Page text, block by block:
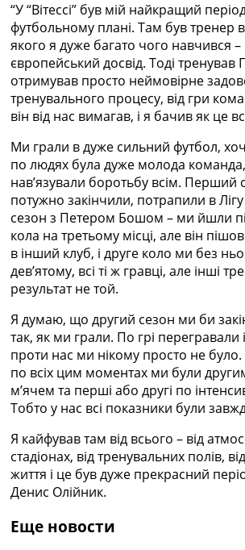
Футбольні трансфери
Останні коментарі
Конкурс прогнозів
Логін
Рейтінги
Правила
Колективний прогноз
Чемпіонат Світу
Україна. Прем’єр-Ліга
Україна. Перша Ліга
Ліга Чемпіонів
Англія. Прем’єр-Ліга
Іспанія. Ла Ліга
Ще Турніри >>>
Таблиці
Чемпіонат Світу. Турнирні
Таблиця УПЛ
Перша Ліга
Таблиця АПЛ
Таблиця Ла Ліги
Таблиця Ліги Чемпіонів
Всі таблиці >>>
Рейтинги
Рейтинг країн УЄФА
Рейтинг клубів УЄФА
Рейтинг ФІФА
Телепрограма
“У “Вітессі” був мій найкращий
футбольному плані. Там був тренер
якого я дуже багато чого навчився –
європейський досвід. Тоді тренував
отримував просто неймовірне
тренувального процесу, від гри
він від нас вимагав, і я бачив як це
Ми грали в дуже сильний футбол,
по людях була дуже молода
нав’язували боротьбу всім. Перший
потужно закінчили, потрапили в
сезон з Петером Бошом – ми йшли
кола на третьому місці, але він
в інший клуб, і друге коло ми без
дев’ятому, всі ті ж гравці, але інші
результат не той.
Я думаю, що другий сезон ми би
так, як ми грали. По грі перегравали і
проти нас ми нікому просто не було.
по всіх цим моментах ми були
м’ячем та перші або другі по
Тобто у нас всі показники були
Я кайфував там від всього – від
стадіонах, від тренувальних полів,
життя і це був дуже прекрасний
Денис Олійник.
Еще новости